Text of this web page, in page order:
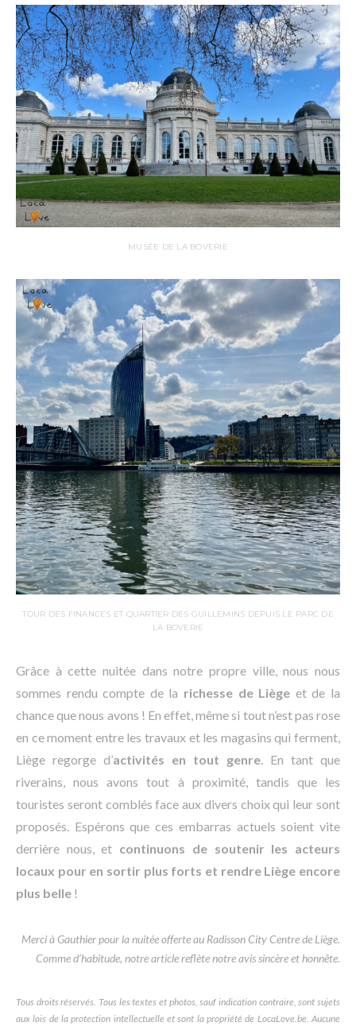
MUSÉE DE LA BOVERIE
TOUR DES FINANCES ET QUARTIER DES GUILLEMINS DEPUIS LE PARC DE
LA BOVERIE
Grâce à cette nuitée dans notre propre ville, nous nous
sommes rendu compte de la richesse de Liège et de la
chance que nous avons ! En effet, même si tout n’est pas rose
en ce moment entre les travaux et les magasins qui ferment,
Liège regorge d’activités en tout genre. En tant que
riverains, nous avons tout à proximité, tandis que les
touristes seront comblés face aux divers choix qui leur sont
proposés. Espérons que ces embarras actuels soient vite
derrière nous, et continuons de soutenir les acteurs
locaux pour en sortir plus forts et rendre Liège encore
plus belle !
Merci à Gauthier pour la nuitée offerte au Radisson City Centre de Liège.
Comme d’habitude, notre article reflète notre avis sincère et honnête.
Tous droits réservés. Tous les textes et photos, sauf indication contraire, sont sujets
aux lois de la protection intellectuelle et sont la propriété de LocaLove.be. Aucune